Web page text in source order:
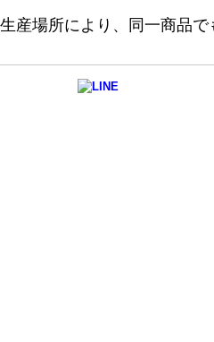
産場所により、同一商品